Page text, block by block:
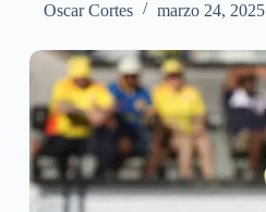
Oscar Cortes marzo 24, 2025